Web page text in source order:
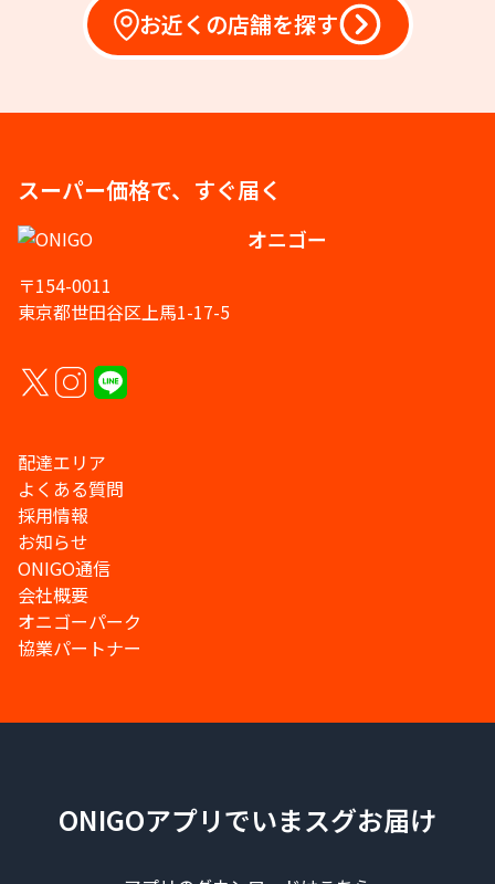
お近くの店舗を探す
スーパー価格で、すぐ届く
オニゴー
〒154-0011
東京都世田谷区上馬1-17-5
配達エリア
よくある質問
採用情報
お知らせ
ONIGO通信
会社概要
オニゴーパーク
協業パートナー
ONIGOアプリでいまスグお届け